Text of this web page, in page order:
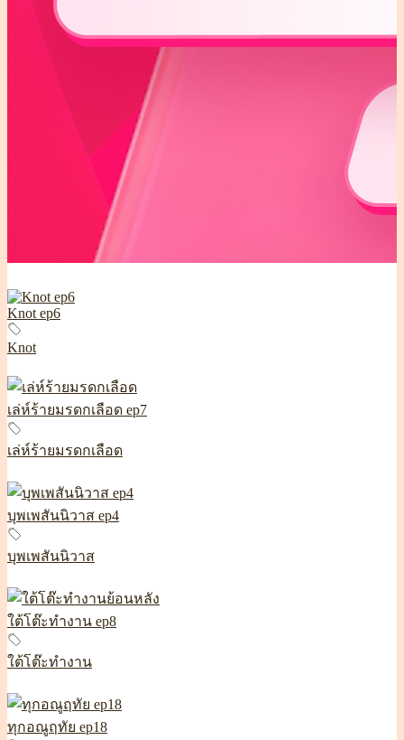
Knot ep6
Knot
เล่ห์ร้ายมรดกเลือด ep7
เล่ห์ร้ายมรดกเลือด
บุพเพสันนิวาส ep4
บุพเพสันนิวาส
ใต้โต๊ะทำงาน ep8
ใต้โต๊ะทำงาน
ทุกอณูฤทัย ep18